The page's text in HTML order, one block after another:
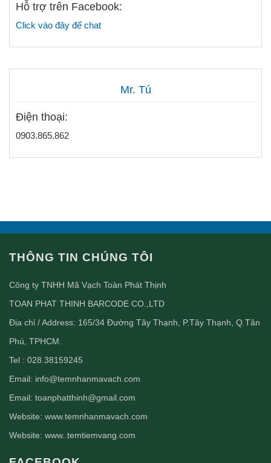
Hỗ trợ trên Facebook:
Click vào đây để chat
Mr. Tú
Điện thoại:
0903.865.862
THÔNG TIN CHÚNG TÔI
Công ty TNHH Mã Vạch Toàn Phát Thịnh
TOAN PHAT THINH BARCODE CO.,LTD
Địa chỉ / Address: 165/34 Đường Tây Thạnh, P.Tây Thạnh, Q.Tân
Phú, TPHCM.
Tel : 028.38159245
Email: info@temnhanmavach.com
Email: toanphatthinh@gmail.com
Website: www.temnhanmavach.com
Website: www..temtiemvang.com